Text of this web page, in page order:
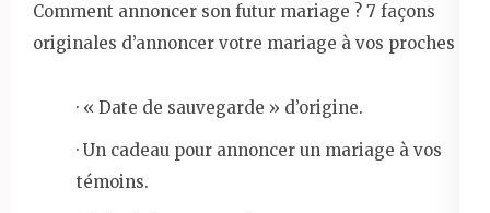
Comment annoncer son futur mariage ? 7 façons
originales d’annoncer votre mariage à vos proches
· « Date de sauvegarde » d’origine.
· Un cadeau pour annoncer un mariage à vos
témoins.